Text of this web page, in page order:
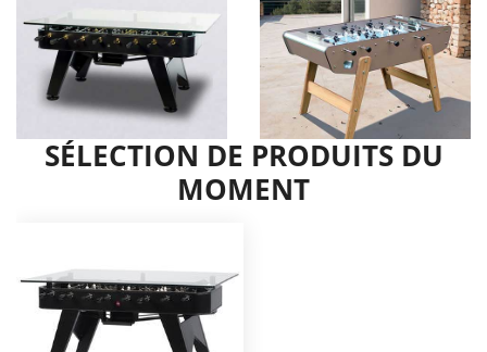
SÉLECTION DE PRODUITS DU
MOMENT